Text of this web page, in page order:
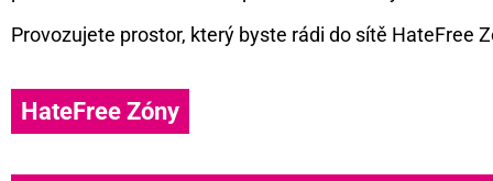
Provozujete prostor, který byste rádi do sítě HateFree
HateFree Zóny